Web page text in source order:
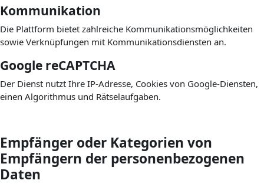
Kommunikation
Die Plattform bietet zahlreiche Kommunikationsmöglichkeiten
sowie Verknüpfungen mit Kommunikationsdiensten an.
Google reCAPTCHA
Der Dienst nutzt Ihre IP-Adresse, Cookies von Google-Diensten,
einen Algorithmus und Rätselaufgaben.
Empfänger oder Kategorien von
Empfängern der personenbezogenen
Daten